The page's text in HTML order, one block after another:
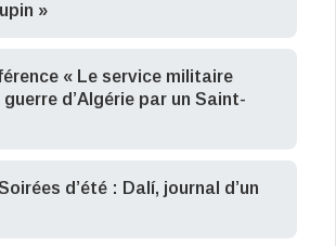
»
« Le service militaire
d’Algérie par un Saint-
d’été : Dalí, journal d’un